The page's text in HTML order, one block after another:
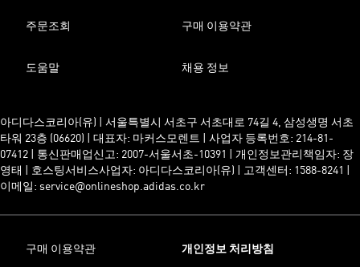
주문조회 구매 이용약관
도움말 채용 정보
아디다스코리아(유) | 서울특별시 서초구 서초대로 74길 4, 삼성생명 서초
타워 23층 (06620) | 대표자: 마커스모렌트 | 사업자 등록번호: 214-81-
07412 | 통신판매업신고: 2007-서울서초-10391 | 개인정보관리책임자: 장
영태 | 호스팅서비스사업자: 아디다스코리아(유) | 고객센터: 1588-8241 |
이메일: service@onlineshop.adidas.co.kr
구매 이용약관 개인정보 처리방침